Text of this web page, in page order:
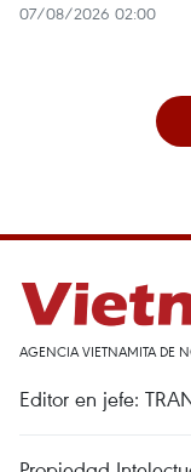
07/08/2026 02:00
AGENCIA VIETNAMITA DE
Editor en jefe: